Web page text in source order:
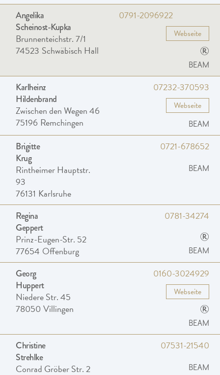
Angelika
Scheinost-Kupka
Brunnenteichstr. 7/1
74523 Schwäbisch Hall
0791-2096922
Webseite
®
BEAM
Karlheinz
Hildenbrand
Zwischen den Wegen 46
75196 Remchingen
07232-370593
Webseite
BEAM
Brigitte
Krug
Rintheimer Hauptstr.
93
76131 Karlsruhe
0721-678652
BEAM
Regina
Geppert
Prinz-Eugen-Str. 52
77654 Offenburg
0781-34274
®
BEAM
Georg
Huppert
Niedere Str. 45
78050 Villingen
0160-3024929
Webseite
®
BEAM
Christine
Strehlke
Conrad Gröber Str. 2
07531-21540
BEAM